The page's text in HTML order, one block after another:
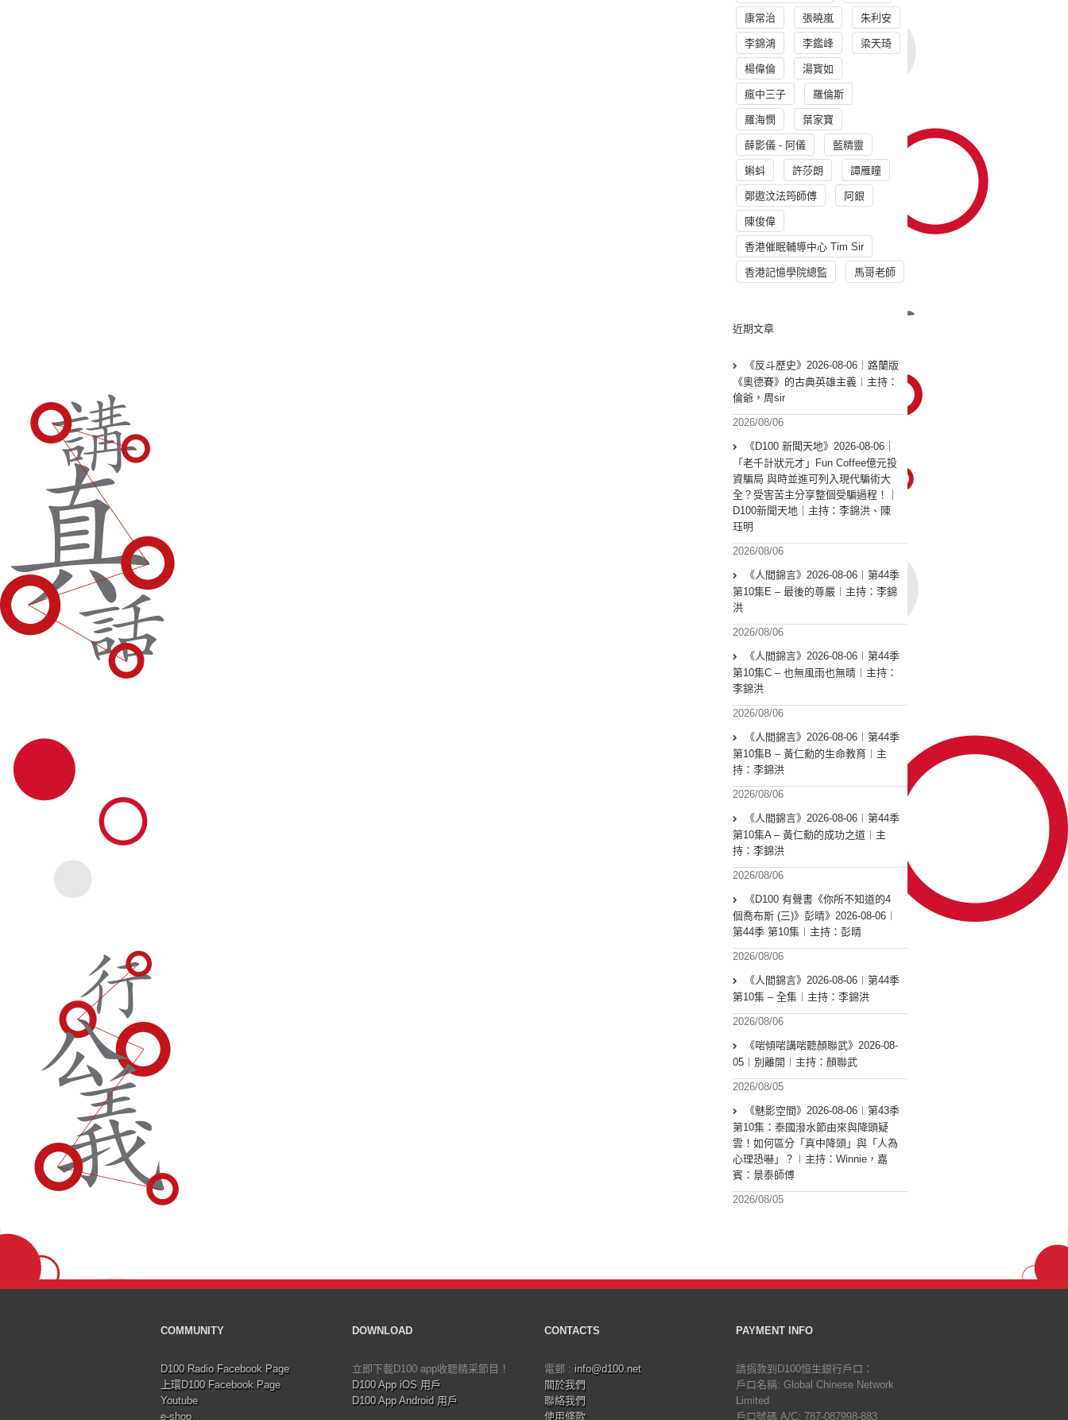
康常治 張曉嵐 朱利安
李錦鴻 李鑑峰 梁天琦
楊偉倫 湯寳如
瘋中三子 羅倫斯
羅海憫 葉家寶
薛影儀 - 阿儀 藍精靈
蝌蚪 許莎朗 譚雁瞳
鄭遨汶法筠師傅 阿銀
陳俊偉
香港催眠輔導中心 Tim Sir
香港記憶學院總監 馬哥老師
近期文章
《反斗歷史》2026-08-06︱路蘭版
《奧德賽》的古典英雄主義︱主持：
倫爺，周sir
2026/08/06
《D100 新聞天地》2026-08-06｜
「老千計狀元才」Fun Coffee億元投
資騙局 與時並進可列入現代騙術大
全？受害苦主分享整個受騙過程！｜
D100新聞天地｜主持：李錦洪、陳
珏明
2026/08/06
《人間錦言》2026-08-06︱第44季
第10集E – 最後的尊嚴︱主持：李錦
洪
2026/08/06
《人間錦言》2026-08-06︱第44季
第10集C – 也無風雨也無晴︱主持：
李錦洪
2026/08/06
《人間錦言》2026-08-06︱第44季
第10集B – 黃仁勳的生命教育︱主
持：李錦洪
2026/08/06
《人間錦言》2026-08-06︱第44季
第10集A – 黃仁勳的成功之道︱主
持：李錦洪
2026/08/06
《D100 有聲書《你所不知道的4
個喬布斯 (三)》彭晴》2026-08-06︱
第44季 第10集︱主持：彭晴
2026/08/06
《人間錦言》2026-08-06︱第44季
第10集 – 全集︱主持：李錦洪
2026/08/06
《啱傾啱講啱聽顏聯武》2026-08-
05︱別離開︱主持：顏聯武
2026/08/05
《魅影空間》2026-08-06︱第43季
第10集：泰國潑水節由來與降頭疑
雲！如何區分「真中降頭」與「人為
心理恐嚇」？︱主持：Winnie，嘉
賓：景泰師傅
2026/08/05
COMMUNITY
D100 Radio Facebook Page
上環D100 Facebook Page
Youtube
e-shop
DOWNLOAD
立即下載D100 app收聽精采節目！
D100 App iOS 用戶
D100 App Android 用戶
CONTACTS
電郵 : info@d100.net
關於我們
聯絡我們
使用條款
PAYMENT INFO
請捐款到D100恒生銀行戶口：
戶口名稱: Global Chinese Network
Limited
戶口號碼 A/C: 787-087998-883